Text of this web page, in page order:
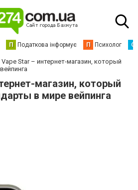
П Податкова інформує П Психолог С
Vape Star – интернет-магазин, который
магазин, который
в мире вейпинга